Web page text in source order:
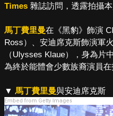
Times雜誌訪問，透露拍攝本
馬丁費里曼在《黑豹》飾演
Ross）、安迪席克斯飾演軍
（Ulysses Klaue），身為片
為終於能體會少數族裔演員在
▼ 馬丁費里曼與安迪席克斯
Embed from Getty Images